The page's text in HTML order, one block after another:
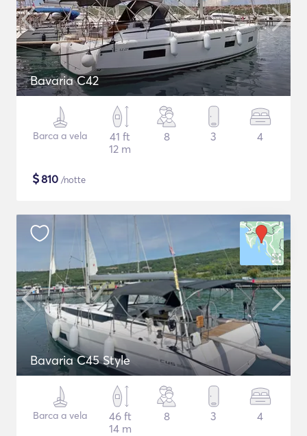
Bavaria C42
Barca a vela
41 ft
12 m
8 3 4
$810 /notte
Bavaria C45 Style
Barca a vela
46 ft
14 m
8 3 4